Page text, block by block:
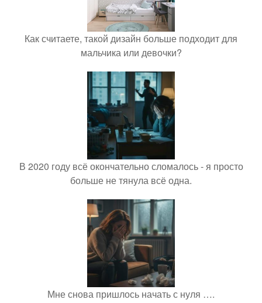
Как считаете, такой дизайн больше подходит для
мальчика или девочки?
В 2020 году всё окончательно сломалось - я просто
больше не тянула всё одна.
Мне снова пришлось начать с нуля ….